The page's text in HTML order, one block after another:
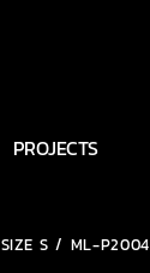
PROJECTS
SIZE S / ML-P2004